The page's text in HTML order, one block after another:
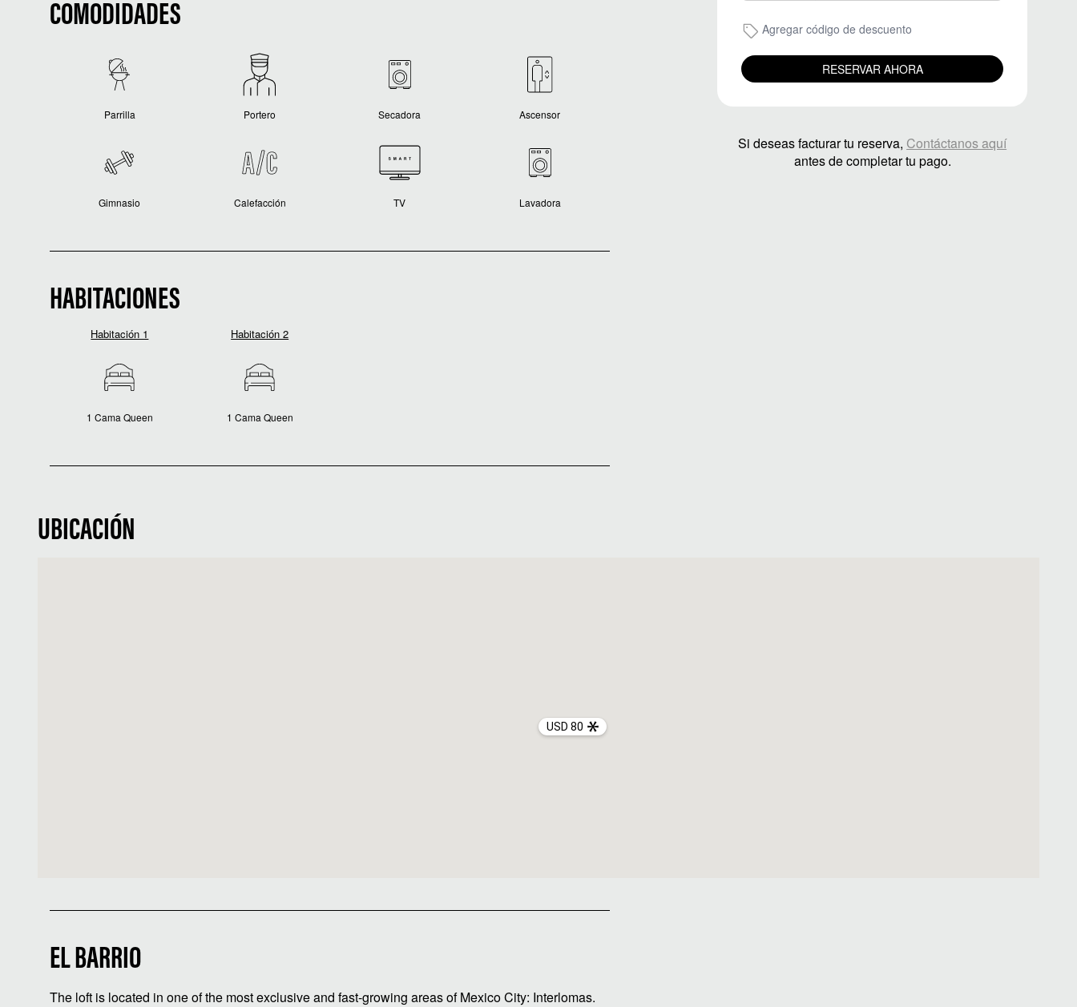
COMODIDADES
Parrilla Portero Secadora Ascensor
Gimnasio Calefacción TV Lavadora
HABITACIONES
Habitación 1
1 Cama Queen
Habitación 2
1 Cama Queen
Agregar código de descuento
RESERVAR AHORA
Si deseas facturar tu reserva, Contáctanos aquí
antes de completar tu pago.
UBICACIÓN
USD 80
EL BARRIO
The loft is located in one of the most exclusive and fast-growing areas of Mexico City: Interlomas.